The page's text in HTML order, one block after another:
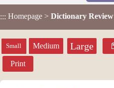
::: Homepage > Dictionary Review
Small Medium Large
Print